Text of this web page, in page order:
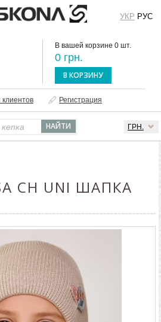
В вашей корзине 0 шт.
0 грн.
В КОРЗИНУ
клиентов Регистрация
ГРН.
УКР РУС
CH UNI ШАПКА